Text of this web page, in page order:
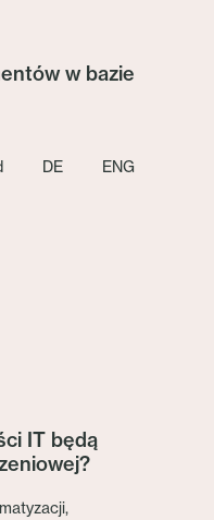
w bazie
DE ENG
IT będą